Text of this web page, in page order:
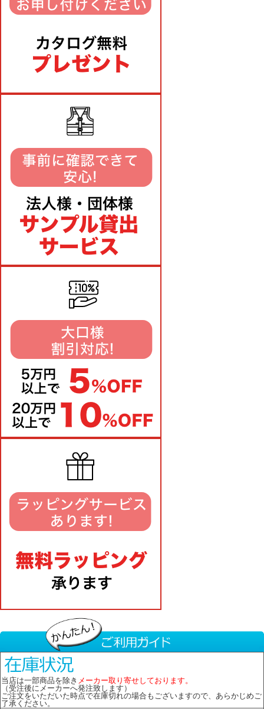
当店は一部商品を除き メーカー取り寄せしております。
（受注後にメーカーへ発注致します）
ご注文をいただいた時点で在庫切れの場合もございますので、あらかじめご
了承ください。